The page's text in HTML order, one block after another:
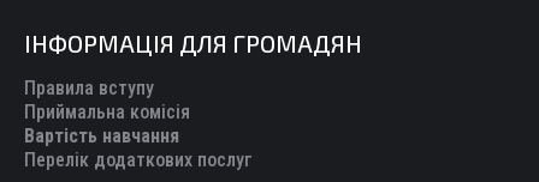
opens
in
new
window
opens
in
new
window
opens
in
new
window
opens
in
new
window
opens
new
ІНФОРМАЦІЯ ДЛЯ ГРОМАДЯН
Правила вступу
Приймальна комісія
Вартість навчання
Перелік додаткових послуг